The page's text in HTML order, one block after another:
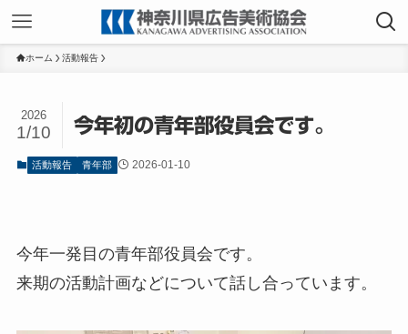
ホーム 活動報告
今年初の青年部役員会です。
2026
1/10
活動報告 青年部 2026-01-10
今年一発目の青年部役員会です。
来期の活動計画などについて話し合っています。